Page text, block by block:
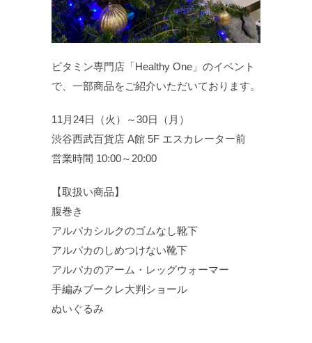
ビタミン専門店「Healthy One」のイベント
で、一部商品をご紹介いただいております。
11月24日（火）～30日（月）
渋谷西武百貨店 A館 5F エスカレーター前
営業時間 10:00～20:00
【取扱い商品】
腹巻き
アルパカシルクのゴムなし靴下
アルパカのしめつけない靴下
アルパカのアーム・レッグウォーマー
手編みブークレ大判ショール
ぬいぐるみ